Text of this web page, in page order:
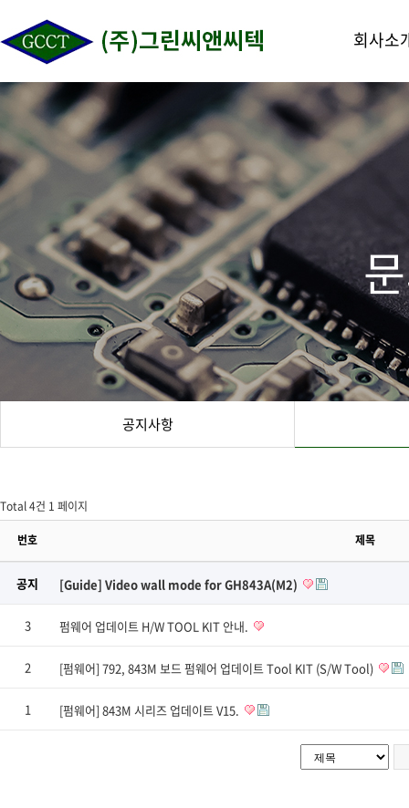
뉴
바
가
문
으
바
회사소
공지사항
Total 4건 1 페이지
번호 제목
공지 [Guide] Video wall mode for GH843A(M2)
3 펌웨어 업데이트 H/W TOOL KIT 안내.
2 [펌웨어] 792, 843M 보드 펌웨어 업데이트 Tool KIT (S/W Tool)
1 [펌웨어] 843M 시리즈 업데이트 V15.